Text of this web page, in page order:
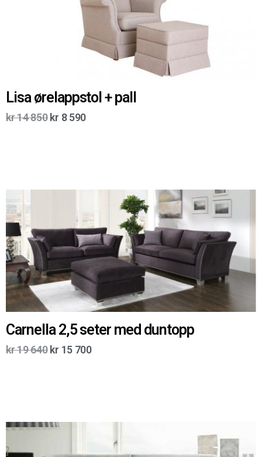
Lisa ørelappstol + pall
kr14 850 kr 8 590
Carnella 2,5 seter med duntopp
kr19 640 kr 15 700